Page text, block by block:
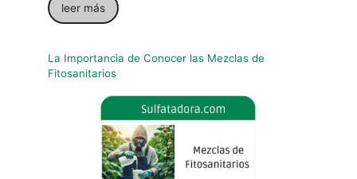
leer más
La Importancia de Conocer las Mezclas de
Fitosanitarios